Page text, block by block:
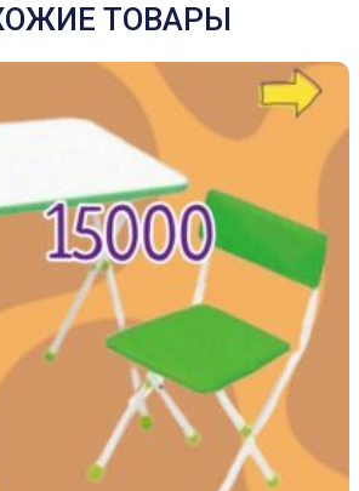
ТОВАРЫ